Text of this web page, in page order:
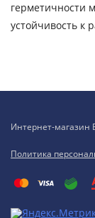
герметичности
устойчивость к
Интернет-
Политика